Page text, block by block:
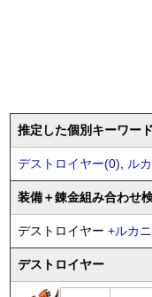
推定した個別キーワード
デストロイヤー(0), ル
装備＋錬金組み合わせ
デストロイヤー +ルカニ
デストロイヤー